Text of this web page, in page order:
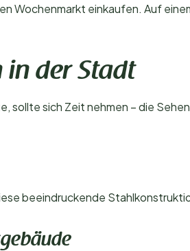
Wochenmarkt einkaufen. Auf
in der Stadt
sollte sich Zeit nehmen – die
beeindruckende